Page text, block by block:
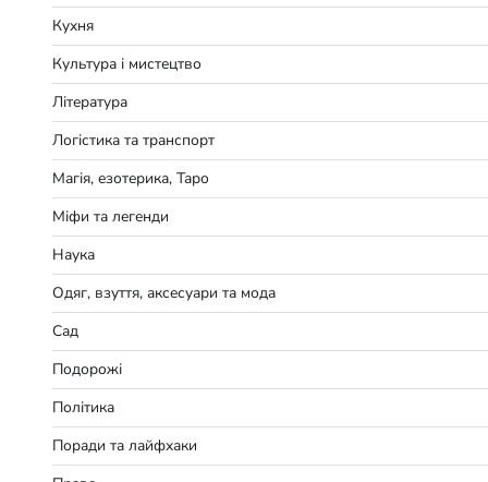
Кухня
Культура і мистецтво
Література
Логістика та транспорт
Магія, езотерика, Таро
Міфи та легенди
Наука
Одяг, взуття, аксесуари та мода
Сад
Подорожі
Політика
Поради та лайфхаки